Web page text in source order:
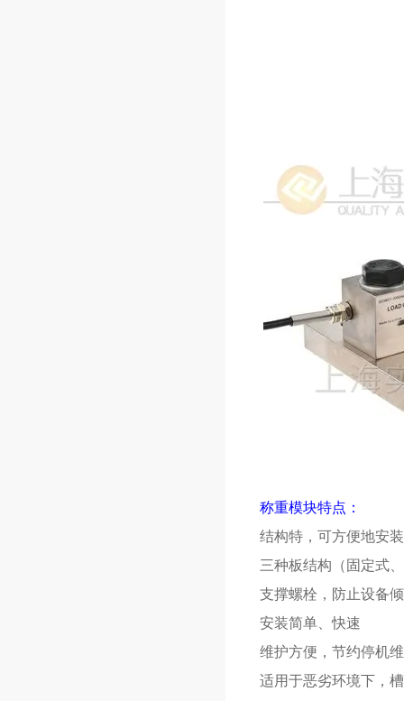
称重模块特点：
结构特，可方便地安
三种板结构（固定式
支撑螺栓，防止设备
安装简单、快速
维护方便，节约停机
适用于恶劣环境下，